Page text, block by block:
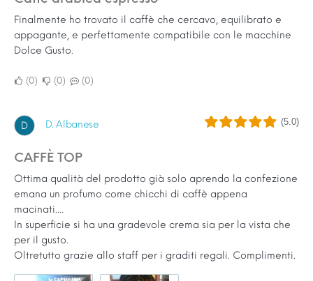
Finalmente ho trovato il caffè che cercavo, equilibrato e
appagante, e perfettamente compatibile con le macchine
Dolce Gusto.
0 0 0
D D. Albanese (5.0)
CAFFÈ TOP
Ottima qualità del prodotto già solo aprendo la confezione
emana un profumo come chicchi di caffè appena
macinati....
In superficie si ha una gradevole crema sia per la vista che
per il gusto.
Oltretutto grazie allo staff per i graditi regali. Complimenti.